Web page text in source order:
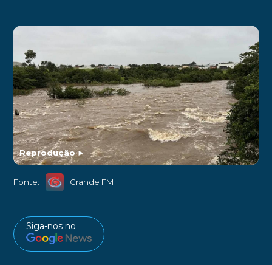
Reprodução►
Fonte: Grande FM
Siga-nos no